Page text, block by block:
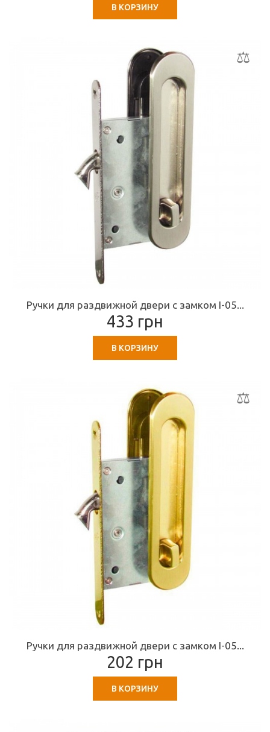
В КОРЗИНУ
Ручки для раздвижной двери с замком I-05...
433 грн
В КОРЗИНУ
Ручки для раздвижной двери с замком I-05...
202 грн
В КОРЗИНУ